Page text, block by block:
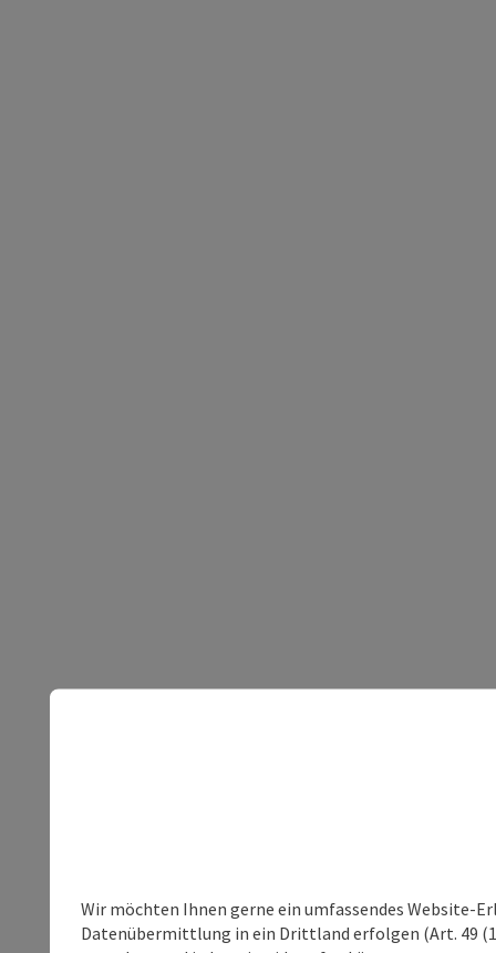
Wir möchten Ihnen gerne ein umfassendes Website-
Datenübermittlung in ein Drittland erfolgen (Art. 49